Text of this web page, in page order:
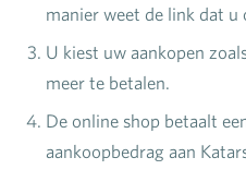
manier weet de link dat u
U kiest uw aankopen
meer te betalen.
De online shop betaalt
aankoopbedrag aan